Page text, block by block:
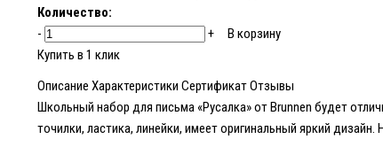
Количество:
-
+
В корзину
Купить в 1 клик
Описание Характеристики СертификатОтзывы
Школьный набор для письма «Русалка» от Brunnen будет
точилки, ластика, линейки, имеет оригинальный яркий